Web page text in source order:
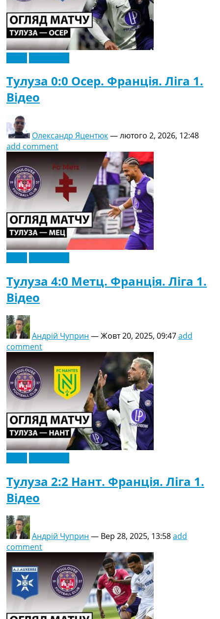
Тулуза 0:0 Осер. Франція. Ліга 1.
Відео
Олександр Яцентюк—лютого 2, 2026, 12:48
add comment
Тулуза 4:0 Метц. Франція. Ліга 1.
Відео
Андрій Чуприн —Жовт 20, 2025, 09:47add
comment
Тулуза 2:2 Нант. Франція. Ліга 1.
Відео
Андрій Чуприн — Вер 28, 2025, 13:58add
comment